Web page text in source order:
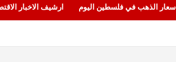
اسعار الذهب في فلسطين اليوم ارشيف الاخبار